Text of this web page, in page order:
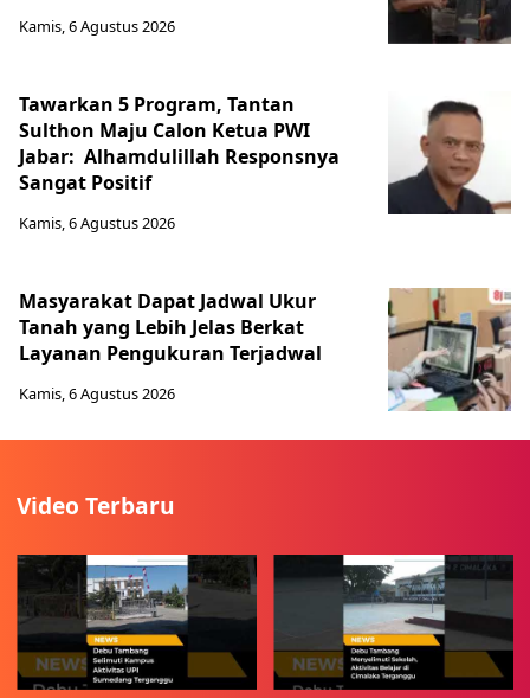
Kamis, 6 Agustus 2026
Tawarkan 5 Program, Tantan
Sulthon Maju Calon Ketua PWI
Jabar: Alhamdulillah Responsnya
Sangat Positif
Kamis, 6 Agustus 2026
Masyarakat Dapat Jadwal Ukur
Tanah yang Lebih Jelas Berkat
Layanan Pengukuran Terjadwal
Kamis, 6 Agustus 2026
Video Terbaru